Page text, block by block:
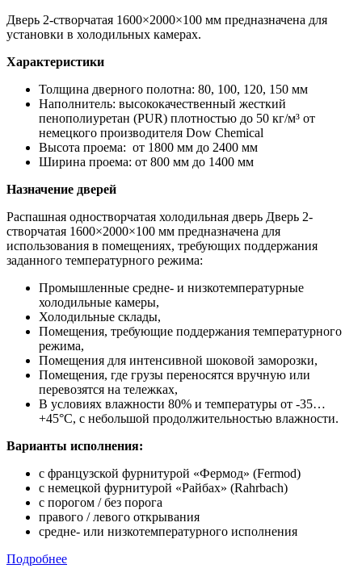
Дверь 2-створчатая 1600×2000×100 мм предназначена для
установки в холодильных камерах.
Характеристики
Толщина дверного полотна: 80, 100, 120, 150 мм
Наполнитель: высококачественный жесткий
пенополиуретан (PUR) плотностью до 50 кг/м³ от
немецкого производителя Dow Chemiсal
Высота проема: от 1800 мм до 2400 мм
Ширина проема: от 800 мм до 1400 мм
Назначение дверей
Распашная одностворчатая холодильная дверь Дверь 2-
створчатая 1600×2000×100 мм предназначена для
использования в помещениях, требующих поддержания
заданного температурного режима:
Промышленные средне- и низкотемпературные
холодильные камеры,
Холодильные склады,
Помещения, требующие поддержания температурного
режима,
Помещения для интенсивной шоковой заморозки,
Помещения, где грузы переносятся вручную или
перевозятся на тележках,
В условиях влажности 80% и температуры от -35…
+45°С, с небольшой продолжительностью влажности.
Варианты исполнения:
с французской фурнитурой «Фермод» (Fermod)
c немецкой фурнитурой «Райбах» (Rahrbach)
с порогом / без порога
правого / левого открывания
средне- или низкотемпературного исполнения
Подробнее